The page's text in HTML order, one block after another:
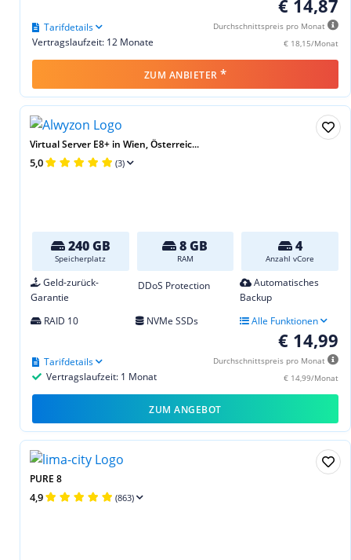
€ 14,87
Durchschnittspreis pro Monat
€ 18,15/Monat
Vertragslaufzeit: 12 Monate
Tarifdetails
ZUM ANBIETER *
Virtual Server E8+ in Wien, Österreic...
5,0 (3)
240 GB
Speicherplatz
8 GB
RAM
4
Anzahl vCore
Geld-zurück-
Garantie
DDoS Protection
Automatisches
Backup
RAID 10
NVMe SSDs Alle Funktionen
€ 14,99
Durchschnittspreis pro Monat
€ 14,99/Monat
Vertragslaufzeit: 1 Monat
Tarifdetails
ZUM ANGEBOT
PURE 8
4,9 (863)